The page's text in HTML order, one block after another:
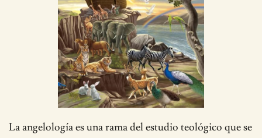
La angelología es una rama del estudio teológico que se